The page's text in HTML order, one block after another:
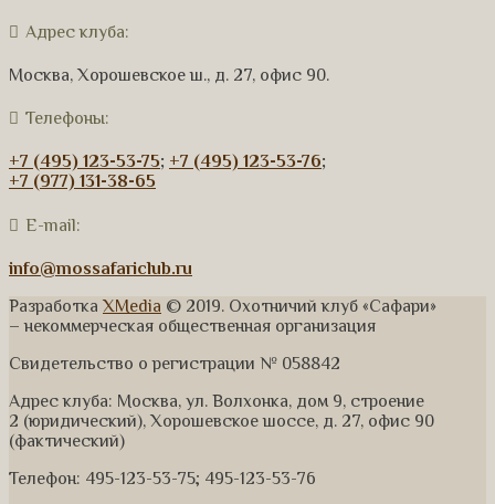
Адрес клуба:
Москва, Хорошевское ш., д. 27, офис 90.
Телефоны:
+7 (495) 123-53-75; +7 (495) 123-53-76;
+7 (977) 131-38-65
E-mail:
info@mossafariclub.ru
Разработка XMedia © 2019. Охотничий клуб «Сафари»
– некоммерческая общественная организация
Свидетельство о регистрации № 058842
Адрес клуба: Москва, ул. Волхонка, дом 9, строение
2 (юридический), Хорошевское шоссе, д. 27, офис 90
(фактический)
Телефон: 495-123-53-75; 495-123-53-76